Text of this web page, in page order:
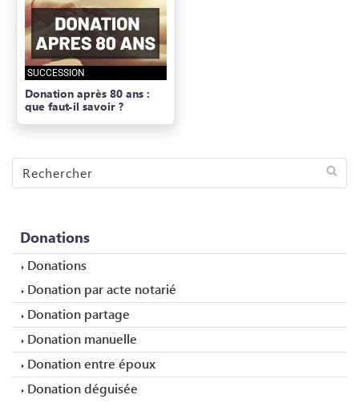
Donation après 80 ans :
que faut-il savoir ?
SUCCESSION
Rechercher
sur
Donations
Donations
Donation par acte notarié
Donation partage
Donation manuelle
Donation entre époux
Donation déguisée